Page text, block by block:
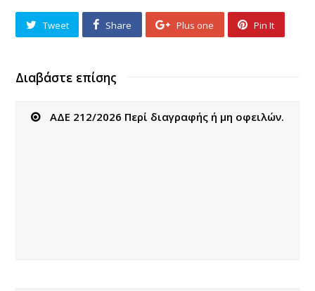
Tweet Share Plus one Pin It
Διαβάστε επίσης
ΑΔΕ 212/2026 Περί διαγραφής ή μη οφειλών.